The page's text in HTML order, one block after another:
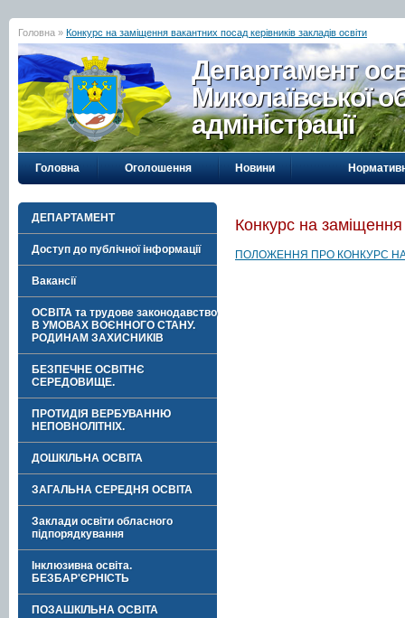
Головна » Конкурс на заміщення вакантних посад керівників закладів освіти
Департамент
Миколаївської
адміністрації
Головна Оголошення Новини
ДЕПАРТАМЕНТ
Доступ до публічної інформації
Вакансії
ОСВІТА та трудове законодавство
В УМОВАХ ВОЄННОГО СТАНУ.
РОДИНАМ ЗАХИСНИКІВ
БЕЗПЕЧНЕ ОСВІТНЄ
СЕРЕДОВИЩЕ.
ПРОТИДІЯ ВЕРБУВАННЮ
НЕПОВНОЛІТНІХ.
ДОШКІЛЬНА ОСВІТА
ЗАГАЛЬНА СЕРЕДНЯ ОСВІТА
Заклади освіти обласного
підпорядкування
Інклюзивна освіта.
БЕЗБАР'ЄРНІСТЬ
ПОЗАШКІЛЬНА ОСВІТА
Конкурс на заміщення
ПОЛОЖЕННЯ ПРО КОНКУРС НА